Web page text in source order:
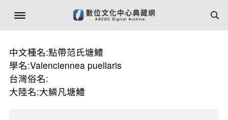
中文種名:點帶范氏塘鱧
學名:Valenciennea puellaris
台灣俗名:
大陸名:大鱗凡塘鱧